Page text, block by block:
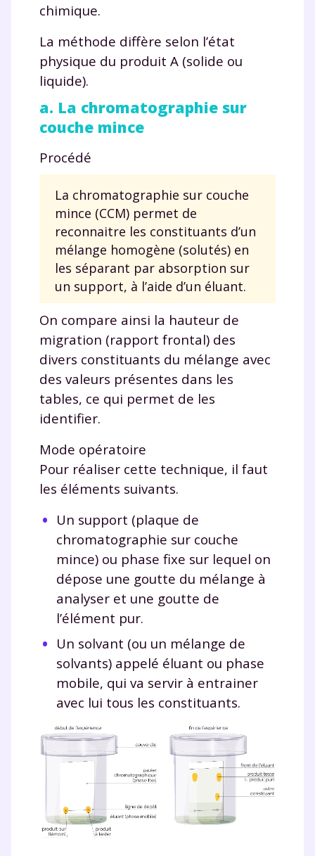
chimique.
La méthode diffère selon l’état
physique du produit A (solide ou
liquide).
a. La chromatographie sur
couche mince
Procédé
La chromatographie sur couche
mince (CCM) permet de
reconnaitre les constituants d’un
mélange homogène (solutés) en
les séparant par absorption sur
un support, à l’aide d’un éluant.
On compare ainsi la hauteur de
migration (rapport frontal) des
divers constituants du mélange avec
des valeurs présentes dans les
tables, ce qui permet de les
identifier.
Mode opératoire
Pour réaliser cette technique, il faut
les éléments suivants.
Un support (plaque de
chromatographie sur couche
mince) ou phase fixe sur lequel on
dépose une goutte du mélange à
analyser et une goutte de
l’élément pur.
Un solvant (ou un mélange de
solvants) appelé éluant ou phase
mobile, qui va servir à entrainer
avec lui tous les constituants.